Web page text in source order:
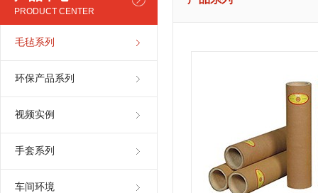
PRODUCT CENTER
毛毡系列
环保产品系列
视频实例
手套系列
车间环境